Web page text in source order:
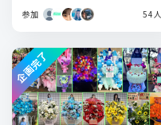
参加 54人
企画完了